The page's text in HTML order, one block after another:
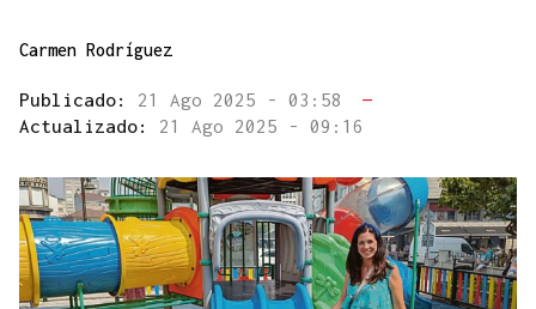
Carmen Rodríguez
Publicado: 21 Ago 2025 - 03:58
—
Actualizado: 21 Ago 2025 - 09:16